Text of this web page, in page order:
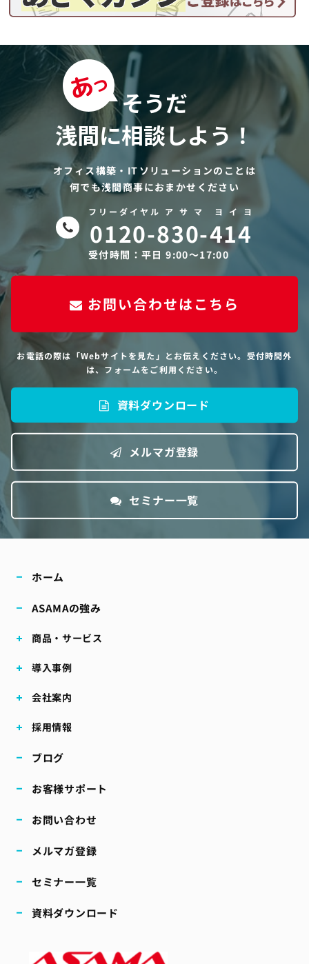
そうだ
浅間に相談しよう！
オフィス構築・ITソリューションのことは
何でも浅間商事におまかせください
フリーダイヤル ア サ マ ヨ イ ヨ
0120-830-414
受付時間：平日 9:00〜17:00
お問い合わせはこちら
お電話の際は「Webサイトを見た」とお伝えください。受付時間外
は、フォームをご利用ください。
資料ダウンロード
メルマガ登録
セミナー一覧
ホーム
ASAMAの強み
商品・サービス
導入事例
会社案内
採用情報
ブログ
お客様サポート
お問い合わせ
メルマガ登録
セミナー一覧
資料ダウンロード